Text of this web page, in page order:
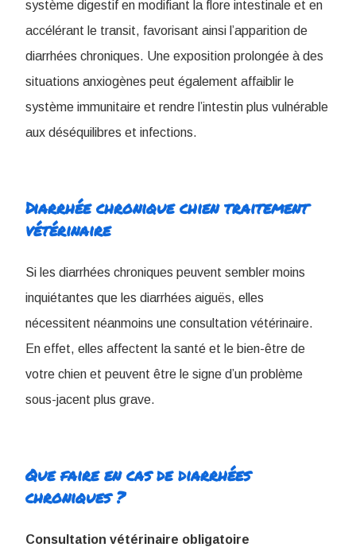
système digestif en modifiant la flore intestinale et en
accélérant le transit, favorisant ainsi l’apparition de
diarrhées chroniques. Une exposition prolongée à des
situations anxiogènes peut également affaiblir le
système immunitaire et rendre l’intestin plus vulnérable
aux déséquilibres et infections.
Diarrhée chronique chien traitement
vétérinaire
​Si les diarrhées chroniques peuvent sembler moins
inquiétantes que les diarrhées aiguës, elles
nécessitent néanmoins une consultation vétérinaire.
En effet, elles affectent la santé et le bien-être de
votre chien et peuvent être le signe d’un problème
sous-jacent plus grave.
Que faire en cas de diarrhées
chroniques ?
Consultation vétérinaire obligatoire